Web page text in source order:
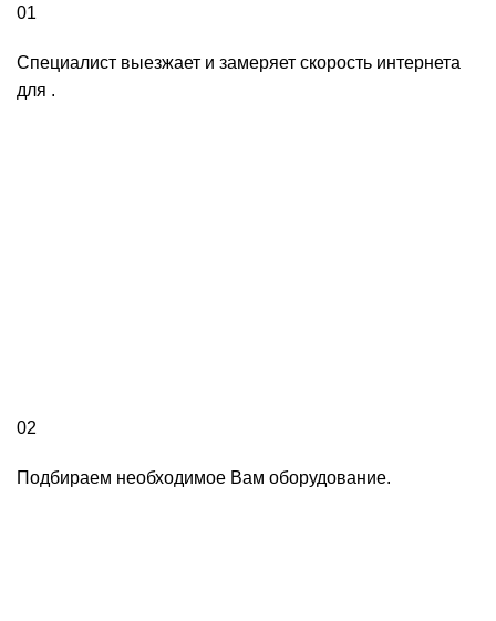
01
Специалист выезжает и замеряет скорость интернета
для .
02
Подбираем необходимое Вам оборудование.